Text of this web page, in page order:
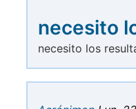
necesito
necesito los